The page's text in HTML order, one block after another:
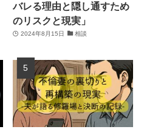
バレる理由と隠し通すため
のリスクと現実」
2024年8月15日 相談